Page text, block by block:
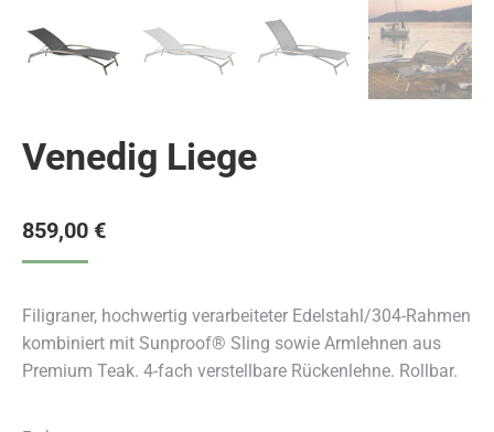
Venedig Liege
859,00 €
Filigraner, hochwertig verarbeiteter Edelstahl/304-Rahmen
kombiniert mit Sunproof® Sling sowie Armlehnen aus
Premium Teak. 4-fach verstellbare Rückenlehne. Rollbar.